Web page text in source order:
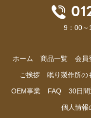
9：00～
ホーム 商品⼀覧 会員
ご挨拶 眠り製作所の
OEM事業 FAQ 30日
個人情報